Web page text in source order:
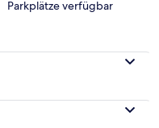
Parkplätze verfügbar